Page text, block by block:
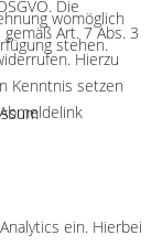
Die
Art. 7 Abs. 3
Hierzu
Kenntnis setzen
ein. Hierbei
womöglich
stehen.